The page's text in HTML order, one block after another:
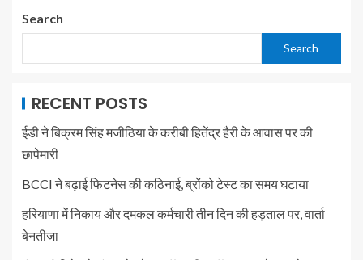
Search
Search
RECENT POSTS
ईडी ने बिक्रम सिंह मजीठिया के करीबी हितेंद्र हैरी के आवास पर की
छापेमारी
BCCI ने बढ़ाई फिटनेस की कठिनाई, ब्रोंको टेस्ट का समय घटाया
हरियाणा में निकाय और दमकल कर्मचारी तीन दिन की हड़ताल पर, वार्ता
बेनतीजा